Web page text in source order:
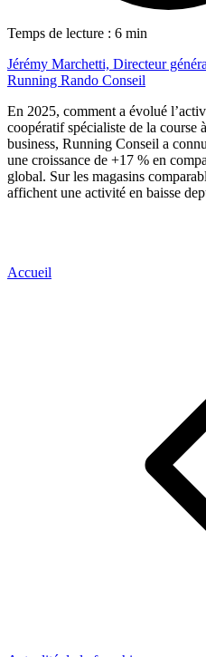
Temps de lecture : 6 min
Jérémy Marchetti, Directeur
Running Rando Conseil
En 2025, comment a évolué
coopératif spécialiste de la course
business, Running Conseil a
une croissance de +17 % en
global. Sur les magasins
affichent une activité en baisse
Accueil